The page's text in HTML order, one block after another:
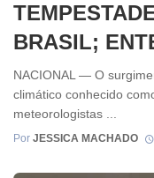
BRASIL;
NACIONAL — O
climático conhecido
meteorologistas ...
Por JESSICA MACHADO